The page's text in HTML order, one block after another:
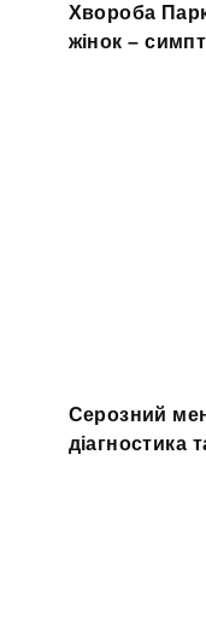
Хвороба
жінок –
Серозний
діагностика